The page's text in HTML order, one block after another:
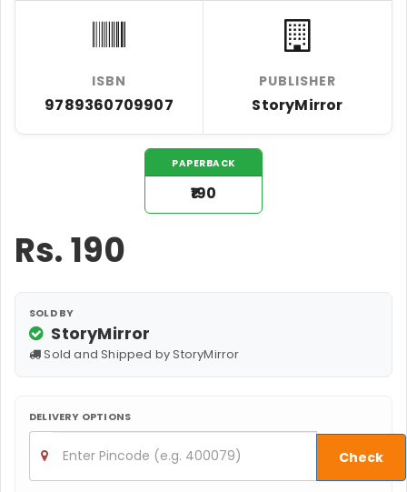
ISBN
9789360709907
PUBLISHER
StoryMirror
PAPERBACK
₹190
Rs.190
SOLD BY
StoryMirror
Sold and Shipped by StoryMirror
DELIVERY OPTIONS
Check